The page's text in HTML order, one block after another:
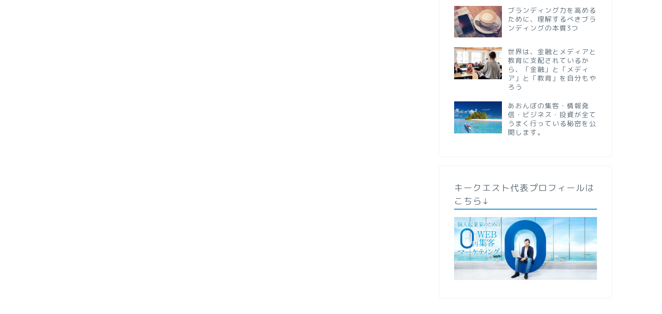
ブランディング力を高める
ために、理解するべきブラ
ンディングの本質3つ
世界は、金融とメディアと
教育に支配されているか
ら、「金融」と「メディ
ア」と「教育」を自分もや
ろう
あおんぼの集客・情報発
信・ビジネス・投資が全て
うまく行っている秘密を公
開します。
キークエスト代表プロフィールは
こちら↓